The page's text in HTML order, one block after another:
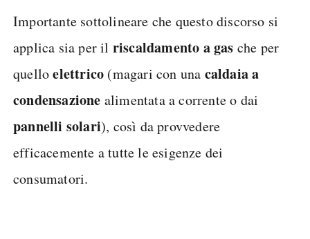
Importante sottolineare che questo discorso si
applica sia per il riscaldamento a gas che per
quelloelettrico (magari con una caldaia a
condensazione alimentata a corrente o dai
pannelli solari), così da provvedere
efficacemente a tutte le esigenze dei
consumatori.